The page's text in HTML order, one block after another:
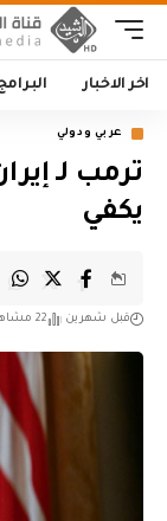
اخر الاخبار
عربي ودولي
‏ترمب لـ
يكفي
قبل شهرين 22 مشاهدات